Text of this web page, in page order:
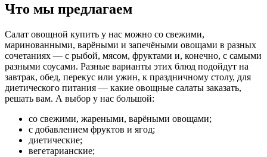
Что мы предлагаем
Салат овощной купить у нас можно со свежими,
маринованными, варёными и запечёными овощами в разных
сочетаниях — с рыбой, мясом, фруктами и, конечно, с самыми
разными соусами. Разные варианты этих блюд подойдут на
завтрак, обед, перекус или ужин, к праздничному столу, для
диетического питания — какие овощные салаты заказать,
решать вам. А выбор у нас большой:
со свежими, жареными, варёными овощами;
с добавлением фруктов и ягод;
диетические;
вегетарианские;